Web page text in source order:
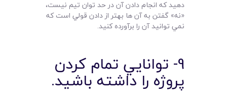
دهيد که انجام دادن آن در حد توان تيم نيست،
«نه» گفتن به آن ها بهتر از دادن قولي است که
نمي توانيد آن را برآورده کنيد.
9- توانايي تمام کردن
پروژه را داشته باشيد.